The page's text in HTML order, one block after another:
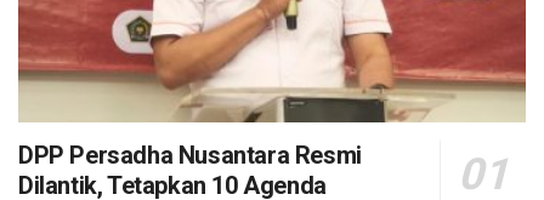
DPP Persadha Nusantara Resmi
Dilantik, Tetapkan 10 Agenda